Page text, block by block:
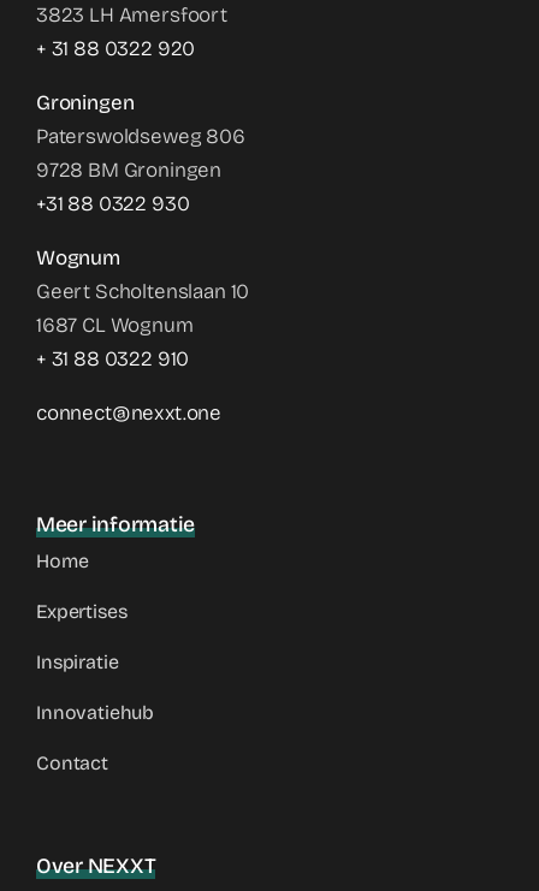
3823 LH Amersfoort
+ 31 88 0322 920
Groningen
Paterswoldseweg 806
9728 BM Groningen
+31 88 0322 930
Wognum
Geert Scholtenslaan 10
1687 CL Wognum
+ 31 88 0322 910
connect@nexxt.one
Meer informatie
Home
Expertises
Inspiratie
Innovatiehub
Contact
Over NEXXT